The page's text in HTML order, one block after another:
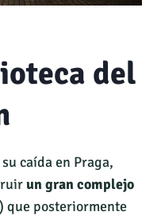
del
caída en Praga,
un gran complejo
que posteriormente